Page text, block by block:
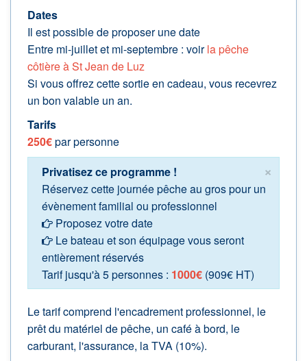
Dates
Il est possible de proposer une date
Entre mi-juillet et mi-septembre : voirla pêche
côtière à St Jean de Luz
Si vous offrez cette sortie en cadeau, vous recevrez
un bon valable un an.
Tarifs
250€par personne
×
Privatisez ce programme !
Réservez cette journée pêche au gros pour un
évènement familial ou professionnel
Proposez votre date
Le bateau et son équipage vous seront
entièrement réservés
Tarif jusqu'à 5 personnes : 1000€ (909€ HT)
Le tarif comprend l'encadrement professionnel, le
prêt du matériel de pêche, un café à bord, le
carburant, l'assurance, la TVA (10%).